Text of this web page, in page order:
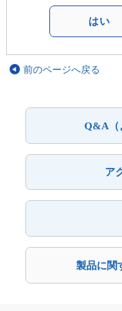
はい
前のページへ戻る
Q&A（
ア
製品に関